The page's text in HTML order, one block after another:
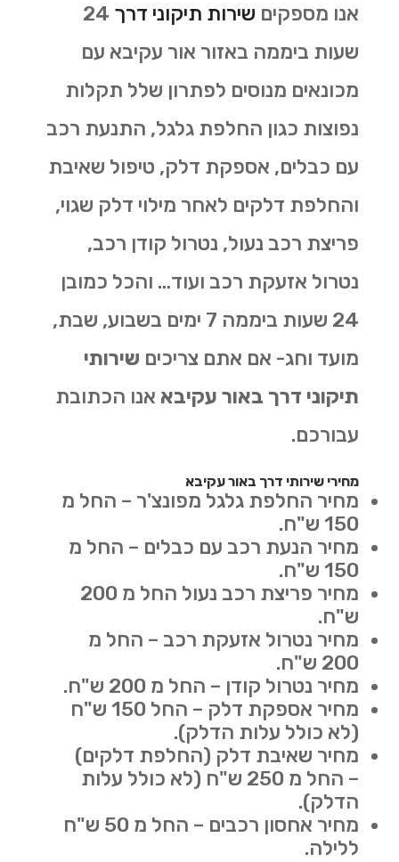
אנו מספקים שירות תיקוני דרך 24
שעות ביממה באזור אור עקיבא עם
מכונאים מנוסים לפתרון שלל תקלות
נפוצות כגון החלפת גלגל, התנעת רכב
עם כבלים, אספקת דלק, טיפול שאיבת
והחלפת דלקים לאחר מילוי דלק שגוי,
פריצת רכב נעול, נטרול קודן רכב,
נטרול אזעקת רכב ועוד… והכל כמובן
24 שעות ביממה 7 ימים בשבוע, שבת,
מועד וחג- אם אתם צריכים שירותי
תיקוני דרך באור עקיבא אנו הכתובת
עבורכם.
מחירי שירותי דרך באור עקיבא
מחיר החלפת גלגל מפונצ'ר – החל מ
150 ש"ח.
מחיר הנעת רכב עם כבלים – החל מ
150 ש"ח.
מחיר פריצת רכב נעול החל מ 200
ש"ח.
מחיר נטרול אזעקת רכב – החל מ
200 ש"ח.
מחיר נטרול קודן – החל מ 200 ש"ח.
מחיר אספקת דלק – החל 150 ש"ח
(לא כולל עלות הדלק).
מחיר שאיבת דלק (החלפת דלקים)
– החל מ 250 ש"ח (לא כולל עלות
הדלק).
מחיר אחסון רכבים – החל מ 50 ש"ח
ללילה.